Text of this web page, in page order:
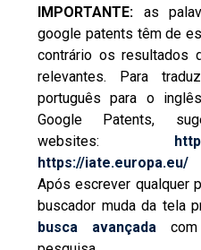
IMPORTANTE: as
google patents têm de
contrário os resultados
relevantes. Para
português para o
Google Patents,
websites:
https://iate.europa.eu/
Após escrever qualquer
buscador muda da tela
busca avançada